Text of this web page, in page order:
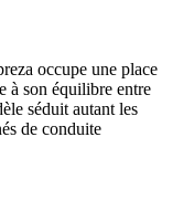
occupe une place
à son équilibre entre
séduit autant les
de conduite